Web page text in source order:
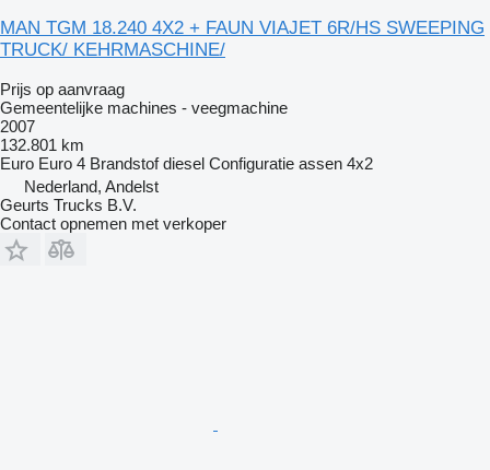
MAN TGM 18.240 4X2 + FAUN VIAJET 6R/HS SWEEPING
TRUCK/ KEHRMASCHINE/
Prijs op aanvraag
Gemeentelijke machines - veegmachine
2007
132.801 km
Euro Euro 4 Brandstof diesel Configuratie assen 4x2
Nederland, Andelst
Geurts Trucks B.V.
Contact opnemen met verkoper